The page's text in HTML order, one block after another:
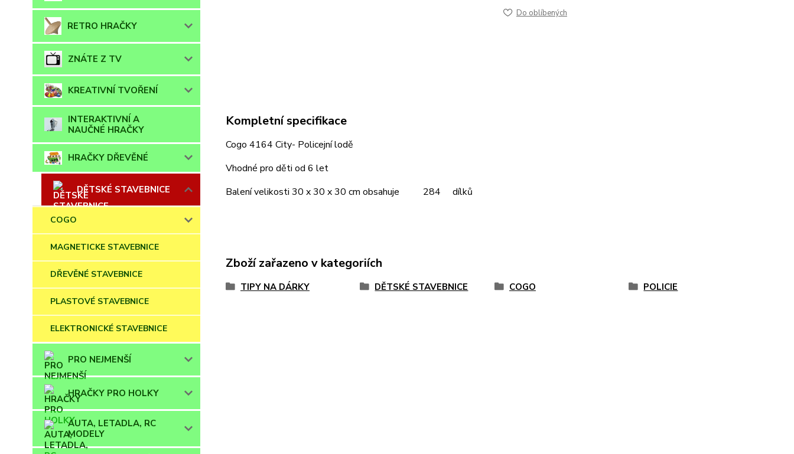
RETRO HRAČKY
ZNÁTE Z TV
KREATIVNÍ TVOŘENÍ
INTERAKTIVNÍ A
NAUČNÉ HRAČKY
HRAČKY DŘEVĚNÉ
DĚTSKÉ STAVEBNICE
COGO
MAGNETICKE STAVEBNICE
DŘEVĚNÉ STAVEBNICE
PLASTOVÉ STAVEBNICE
ELEKTRONICKÉ STAVEBNICE
PRO NEJMENŠÍ
HRAČKY PRO HOLKY
AUTA, LETADLA, RC
MODELY
Do oblíbených
Kompletní specifikace
Cogo 4164 City- Policejní lodě
Vhodné pro děti od 6 let
Balení velikosti 30 x 30 x 30 cm obsahuje 284 dílků
Zboží zařazeno v kategoriích
TIPY NA DÁRKY DĚTSKÉ STAVEBNICE COGO POLICIE